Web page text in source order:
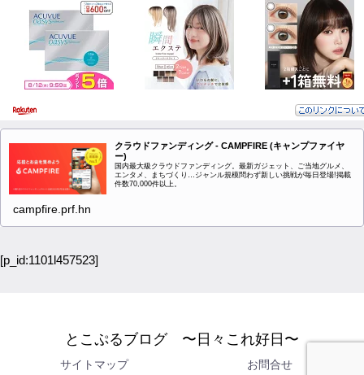
クラウドファンディング - CAMPFIRE (キャンプファイヤ
ー)
国内最大級クラウドファンディング。最新ガジェット、ご当地グルメ、
エンタメ、まちづくり…ジャンル規模問わず新しい挑戦が毎日登場!掲載
件数70,000件以上。
campfire.prf.hn
[p_id:1101l457523]
とこぷるブログ 〜日々これ好日〜
サイトマップ お問合せ